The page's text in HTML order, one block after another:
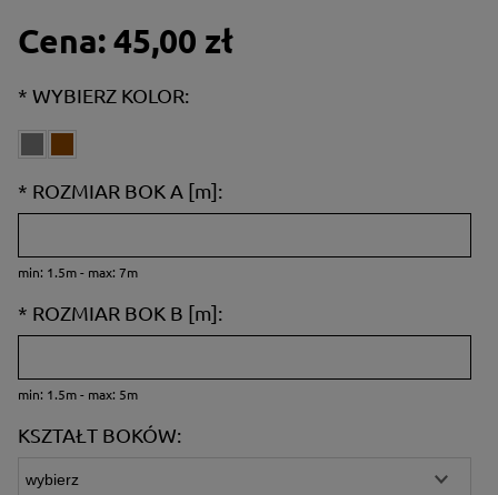
Cena:45,00 zł
* WYBIERZ KOLOR:
* ROZMIAR BOK A [m]:
min: 1.5m - max: 7m
* ROZMIAR BOK B [m]:
min: 1.5m - max: 5m
KSZTAŁT BOKÓW: